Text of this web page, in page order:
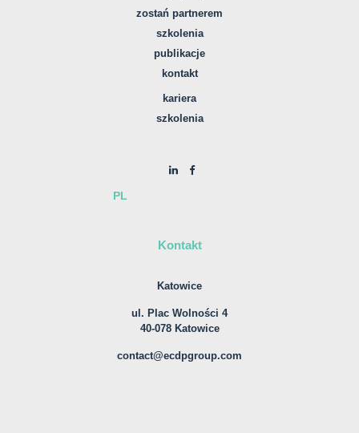
zostań partnerem
szkolenia
publikacje
kontakt
kariera
szkolenia
PL
Kontakt
Katowice
ul. Plac Wolności 4
40-078 Katowice
contact@ecdpgroup.com